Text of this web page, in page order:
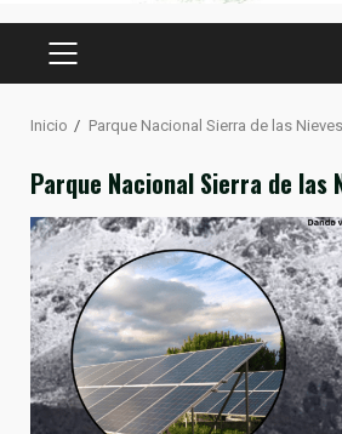
MENÚ
Inicio Parque Nacional Sierra de las Nieves
Parque Nacional Sierra de las